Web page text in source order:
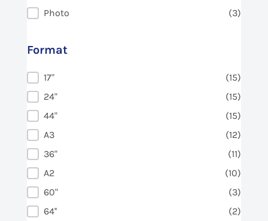
Photo
(3)
Format
Format
17"
(15)
24"
(15)
44"
(15)
A3
(12)
36"
(11)
A2
(10)
60"
(3)
64''
(2)